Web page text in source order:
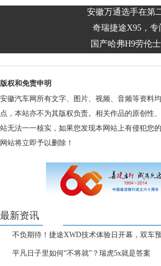
安徽万通选手在第
奇瑞捷途X95，专
国产哈弗H9劳伦
版权和免责申明
安徽汽车网所有文字、图片、视频、音频等资料
点，本站亦不为其版权负责。相关作品的原创性
站无法一一核实，如果您发现本网站上有侵犯您
网站将立即予以删除！
最新资讯
不负期待！捷途XWD技术体验日开幕，双车
平凡日子里如何“不将就”？瑞虎5x就是答案